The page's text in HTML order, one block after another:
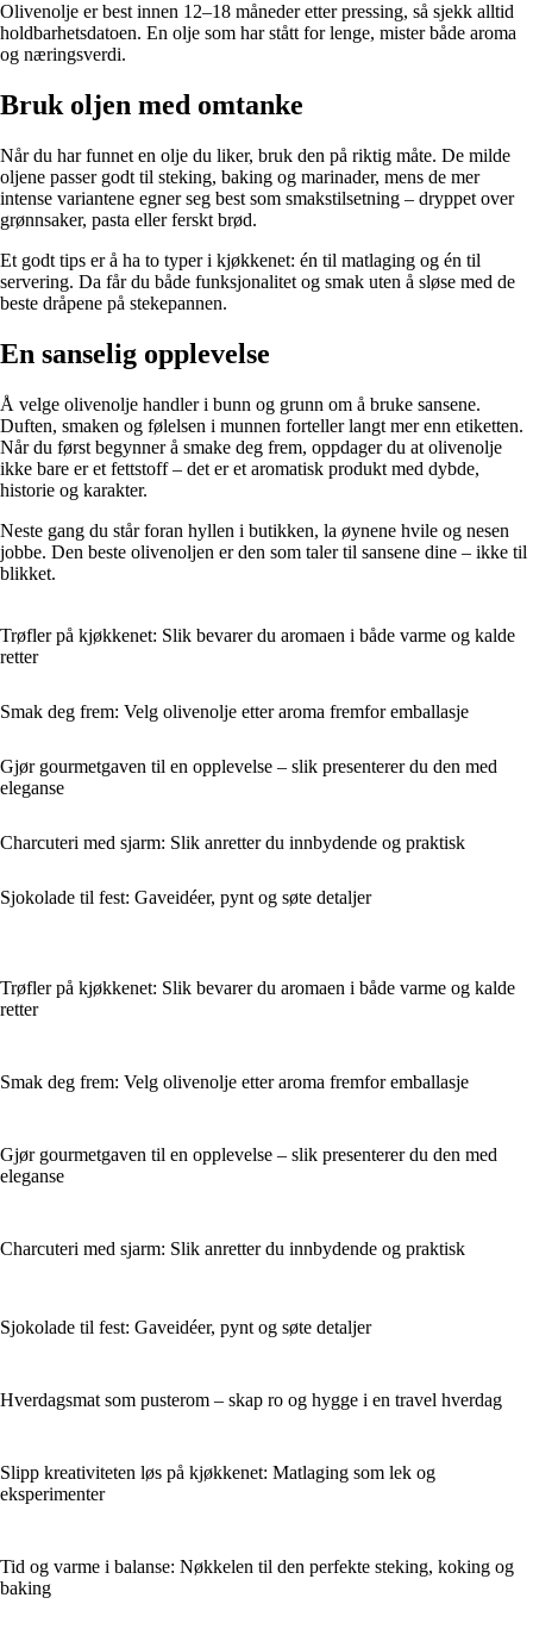
Olivenolje er best innen 12–18 måneder etter pressing, så sjekk alltid
holdbarhetsdatoen. En olje som har stått for lenge, mister både aroma
og næringsverdi.
Bruk oljen med omtanke
Når du har funnet en olje du liker, bruk den på riktig måte. De milde
oljene passer godt til steking, baking og marinader, mens de mer
intense variantene egner seg best som smakstilsetning – dryppet over
grønnsaker, pasta eller ferskt brød.
Et godt tips er å ha to typer i kjøkkenet: én til matlaging og én til
servering. Da får du både funksjonalitet og smak uten å sløse med de
beste dråpene på stekepannen.
En sanselig opplevelse
Å velge olivenolje handler i bunn og grunn om å bruke sansene.
Duften, smaken og følelsen i munnen forteller langt mer enn etiketten.
Når du først begynner å smake deg frem, oppdager du at olivenolje
ikke bare er et fettstoff – det er et aromatisk produkt med dybde,
historie og karakter.
Neste gang du står foran hyllen i butikken, la øynene hvile og nesen
jobbe. Den beste olivenoljen er den som taler til sansene dine – ikke til
blikket.
Trøfler på kjøkkenet: Slik bevarer du aromaen i både varme og kalde
retter
Smak deg frem: Velg olivenolje etter aroma fremfor emballasje
Gjør gourmetgaven til en opplevelse – slik presenterer du den med
eleganse
Charcuteri med sjarm: Slik anretter du innbydende og praktisk
Sjokolade til fest: Gaveidéer, pynt og søte detaljer
Trøfler på kjøkkenet: Slik bevarer du aromaen i både varme og kalde
retter
Smak deg frem: Velg olivenolje etter aroma fremfor emballasje
Gjør gourmetgaven til en opplevelse – slik presenterer du den med
eleganse
Charcuteri med sjarm: Slik anretter du innbydende og praktisk
Sjokolade til fest: Gaveidéer, pynt og søte detaljer
Hverdagsmat som pusterom – skap ro og hygge i en travel hverdag
Slipp kreativiteten løs på kjøkkenet: Matlaging som lek og
eksperimenter
Tid og varme i balanse: Nøkkelen til den perfekte steking, koking og
baking